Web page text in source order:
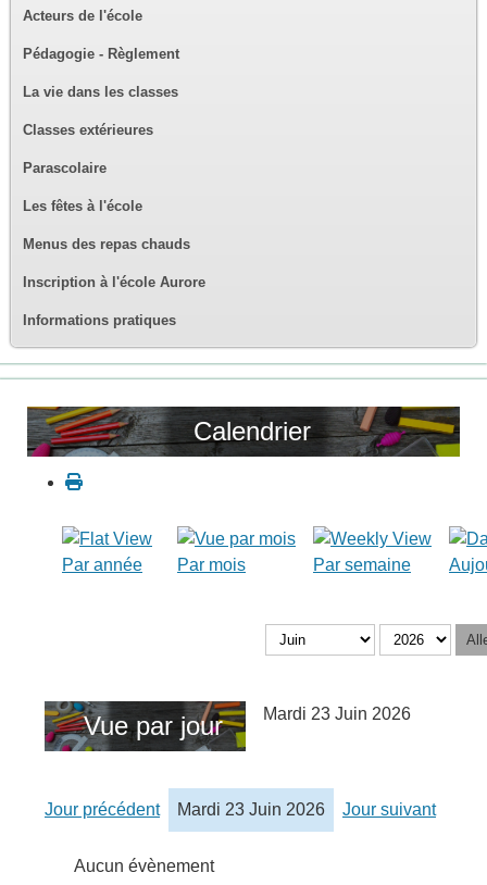
Acteurs de l'école
Pédagogie - Règlement
La vie dans les classes
Classes extérieures
Parascolaire
Les fêtes à l'école
Menus des repas chauds
Inscription à l'école Aurore
Informations pratiques
Calendrier
Par année Par mois Par semaine
Vue par jour Mardi 23 Juin 2026
Jour précédent Mardi 23 Juin 2026 Jour suivant
Aucun évènement